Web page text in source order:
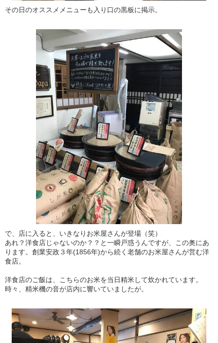
その日のオススメメニューも入り口の黒板に掲示。
で、店に入ると、いきなりお米屋さんが登場（笑）
あれ？洋食店じゃないのか？？と一瞬戸惑うんですが、この奥にあ
ります。創業安政３年(1856年)から続く老舗のお米屋さんが営む洋
食店。
洋食店のご飯は、こちらのお米を当日精米して炊かれています。
時々、精米機の音が店内に響いていましたが。